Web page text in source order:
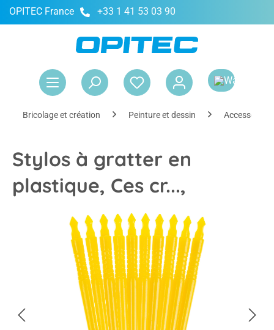
principal
OPITEC France +33 1 41 53 03 90
Bricolage et création Peinture et dessin Accessoires
Stylos à gratter en
plastique, Ces cr...,
Ignorer la galerie d'images